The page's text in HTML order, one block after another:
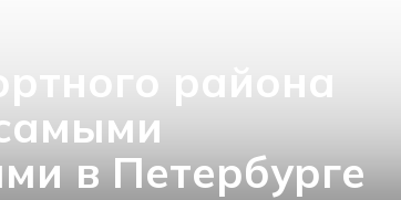
района
в Петербурге